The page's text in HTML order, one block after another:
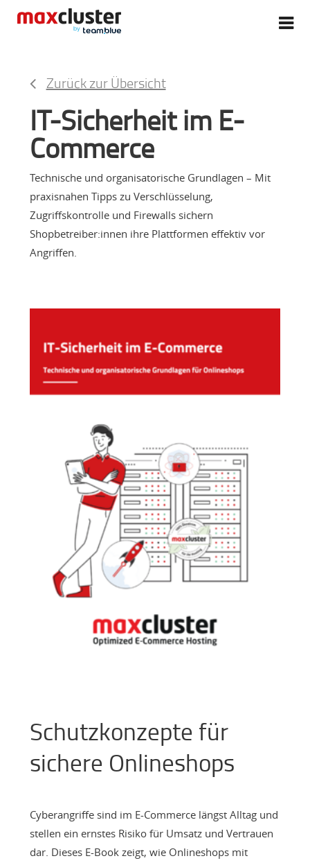
Zurück zur Übersicht
IT-Sicherheit im E-
Commerce
Technische und organisatorische Grundlagen – Mit
praxisnahen Tipps zu Verschlüsselung,
Zugriffskontrolle und Firewalls sichern
Shopbetreiber:innen ihre Plattformen effektiv vor
Angriffen.
Schutzkonzepte für
sichere Onlineshops
Cyberangriffe sind im E-Commerce längst Alltag und
stellen ein ernstes Risiko für Umsatz und Vertrauen
dar. Dieses E-Book zeigt, wie Onlineshops mit